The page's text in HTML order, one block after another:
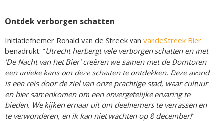
Ontdek verborgen schatten
Initiatiefnemer Ronald van de Streek van vandeStreek Bier
benadrukt: "Utrecht herbergt vele verborgen schatten en met
'De Nacht van het Bier' creëren we samen met de Domtoren
een unieke kans om deze schatten te ontdekken. Deze avond
is een reis door de ziel van onze prachtige stad, waar cultuur
en bier samenkomen om een onvergetelijke ervaring te
bieden. We kijken ernaar uit om deelnemers te verrassen en
te verwonderen, en ik kan niet wachten op 8 december!"